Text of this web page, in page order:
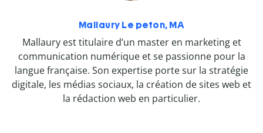
Mallaury Le peton, MA
Mallaury est titulaire d’un master en marketing et
communication numérique et se passionne pour la
langue française. Son expertise porte sur la stratégie
digitale, les médias sociaux, la création de sites web et
la rédaction web en particulier.